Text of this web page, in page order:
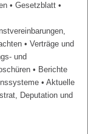
• Gesetzblatt •
• Verträge und
und
• Berichte
• Aktuelle
Deputation und